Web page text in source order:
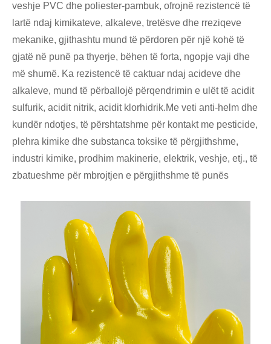
veshje PVC dhe poliester-pambuk, ofrojnë rezistencë të
lartë ndaj kimikateve, alkaleve, tretësve dhe rreziqeve
mekanike, gjithashtu mund të përdoren për një kohë të
gjatë në punë pa thyerje, bëhen të forta, ngopje vaji dhe
më shumë. Ka rezistencë të caktuar ndaj acideve dhe
alkaleve, mund të përballojë përqendrimin e ulët të acidit
sulfurik, acidit nitrik, acidit klorhidrik.Me veti anti-helm dhe
kundër ndotjes, të përshtatshme për kontakt me pesticide,
plehra kimike dhe substanca toksike të përgjithshme,
industri kimike, prodhim makinerie, elektrik, veshje, etj., të
zbatueshme për mbrojtjen e përgjithshme të punës